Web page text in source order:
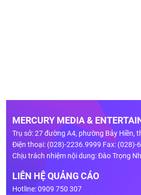
MERCURY MEDIA &
Trụ sở: 27 đường A4, phường Bảy Hiền,
Điện thoại: (028)-2236.9999 Fax: (028)-
Chịu trách nhiệm nội dung: Đào Trọng
LIÊN HỆ QUẢNG CÁO
Hotline: 0909 750 307